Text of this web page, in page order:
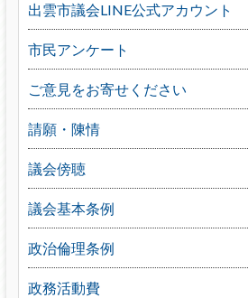
出雲市議会LINE公式アカウント
市民アンケート
ご意見をお寄せください
請願・陳情
議会傍聴
議会基本条例
政治倫理条例
政務活動費